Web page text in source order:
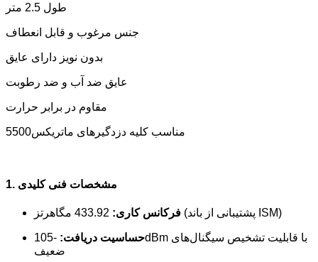
طول 2.5 متر
جنس مرغوب و قابل انعطاف
بدون نویز دارای عایق
عایق ضد آب و ضد رطوبت
مقاوم در برابر حرارت
مناسب کلیه دزدگیرهای ماتریکس5500
1. مشخصات فنی کلیدی
فرکانس کاری: 433.92 مگاهرتز (پشتیبانی از باند ISM)
حساسیت دریافت: -105dBm با قابلیت تشخیص سیگنال‌های
ضعیف